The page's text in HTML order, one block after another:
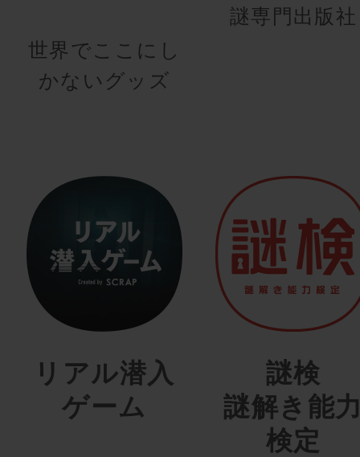
世界でここにし
かないグッズ
謎専門出版社
リアル潜入
ゲーム
謎検
謎解き能
検定